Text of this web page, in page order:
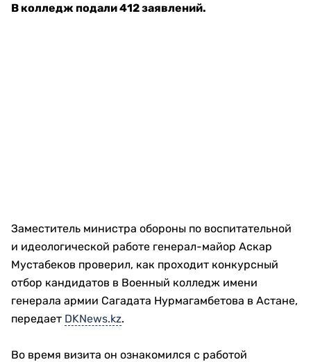
В колледж подали 412 заявлений.
Заместитель министра обороны по воспитательной
и идеологической работе генерал-майор Аскар
Мустабеков проверил, как проходит конкурсный
отбор кандидатов в Военный колледж имени
генерала армии Сагадата Нурмагамбетова в Астане,
передает DKNews.kz.
Во время визита он ознакомился с работой